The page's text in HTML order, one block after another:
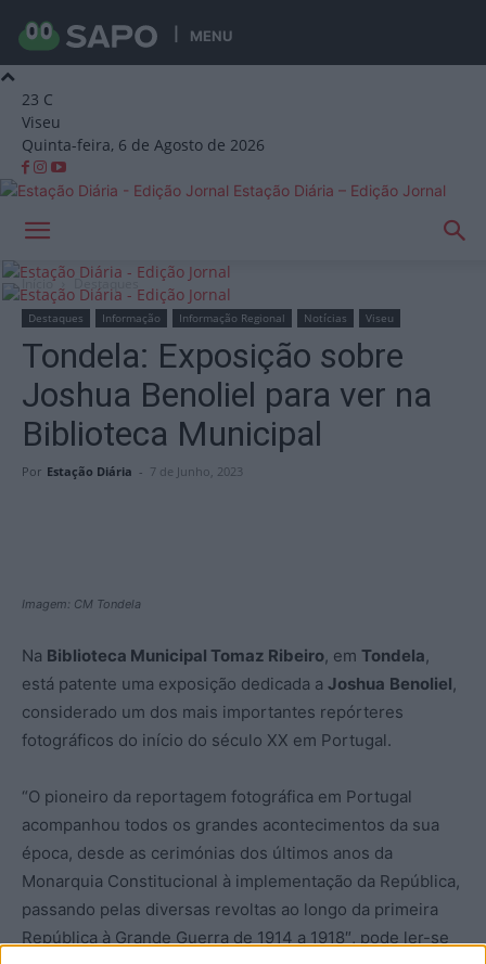
MENU
23 C
Viseu
Quinta-feira, 6 de Agosto de 2026
Estação Diária – Edição Jornal
Início Destaques
Destaques Informação Informação Regional Notícias Viseu
Tondela: Exposição sobre
Joshua Benoliel para ver na
Biblioteca Municipal
Por Estação Diária - 7 de Junho, 2023
Imagem: CM Tondela
Na Biblioteca Municipal Tomaz Ribeiro, em Tondela,
está patente uma exposição dedicada a Joshua Benoliel,
considerado um dos mais importantes repórteres
fotográficos do início do século XX em Portugal.
“O pioneiro da reportagem fotográfica em Portugal
acompanhou todos os grandes acontecimentos da sua
época, desde as cerimónias dos últimos anos da
Monarquia Constitucional à implementação da República,
passando pelas diversas revoltas ao longo da primeira
República à Grande Guerra de 1914 a 1918″, pode ler-se